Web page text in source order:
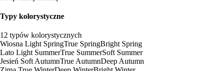
Typy kolorystyczne
12 typów kolorystycznych
Wiosna Light SpringTrue SpringBright Spring
Lato Light SummerTrue SummerSoft Summer
Jesień Soft AutumnTrue AutumnDeep Autumn